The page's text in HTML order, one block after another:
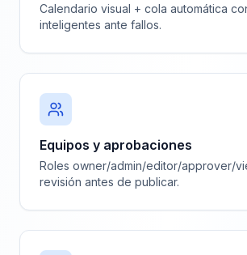
Calendario visual + cola automática
inteligentes ante fallos.
Equipos y aprobaciones
Roles owner/admin/editor/approver/
revisión antes de publicar.